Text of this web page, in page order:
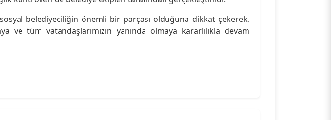
belediyeciliğin önemli bir parçası olduğuna dikkat çekerek,
tüm vatandaşlarımızın yanında olmaya kararlılıkla devam